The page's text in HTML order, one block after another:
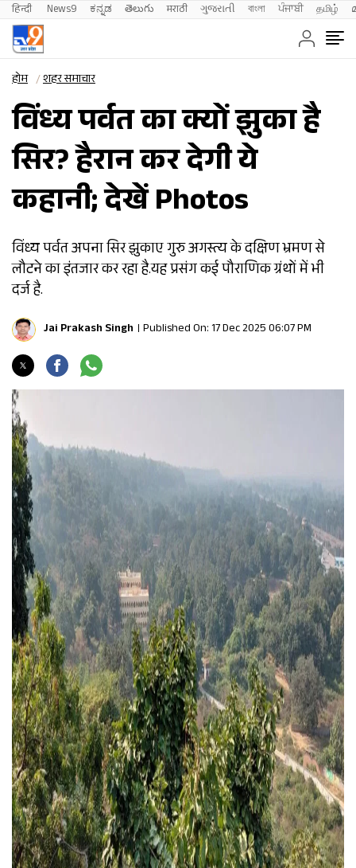
हिन्दी News9 ಕನ್ನಡ తెలుగు मराठी ગુજરાતી বাংলা ਪੰਜਾਬੀ தமிழ்
होम शहर समाचार
विंध्य पर्वत का क्यों झुका है
सिर? हैरान कर देगी ये
कहानी; देखें Photos
विंध्य पर्वत अपना सिर झुकाए गुरु अगस्त्य के दक्षिण भ्रमण से
लौटने का इंतजार कर रहा है.यह प्रसंग कई पौराण‍िक ग्रंथों में भी
दर्ज है.
Jai Prakash Singh Published On: 17 Dec 2025 06:07 PM